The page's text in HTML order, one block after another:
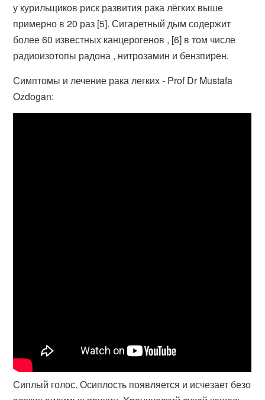
у курильщиков риск развития рака лёгких выше
примерно в 20 раз [5]. Сигаретный дым содержит
более 60 известных канцерогенов , [6] в том числе
радиоизотопы радона , нитрозамин и бензпирен.
Симптомы и лечение рака легких - Prof Dr Mustafa
Ozdogan:
Сиплый голос. Осиплость появляется и исчезает безо